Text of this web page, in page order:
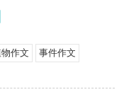
作文 事件作文